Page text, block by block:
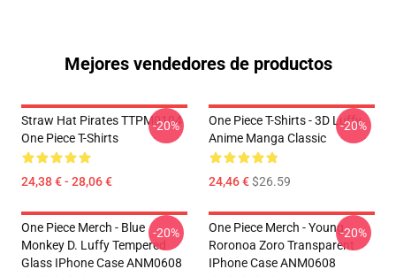
Mejores vendedores de productos
Straw Hat Pirates TTPM0104
One Piece T-Shirts
24,38 € - 28,06 €
-20%
One Piece T-Shirts - 3D Luffy
Anime Manga Classic
24,46 €$26.59
-20%
One Piece Merch - Blue
Monkey D. Luffy Tempered
Glass IPhone Case ANM0608
-20%
One Piece Merch - Young
Roronoa Zoro Transparent
IPhone Case ANM0608
-20%